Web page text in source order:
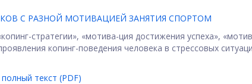
С РАЗНОЙ МОТИВАЦИЕЙ ЗАНЯТИЯ СПОРТОМ
стратегии», «мотива-ция достижения успеха»,
копинг-поведения человека в стрессовых
текст (PDF)